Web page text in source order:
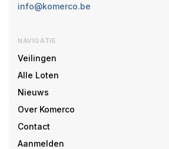
info@komerco.be
NAVIGATIE
Veilingen
Alle Loten
Nieuws
Over Komerco
Contact
Aanmelden